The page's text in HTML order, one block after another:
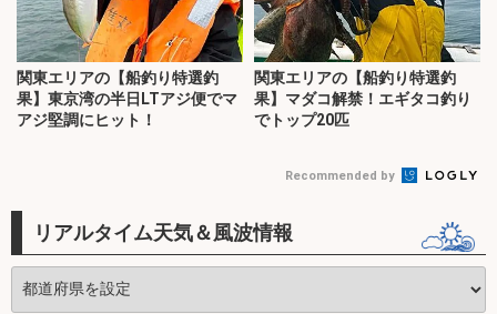
関東エリアの【船釣り特選釣
果】東京湾の半日LTアジ便でマ
アジ堅調にヒット！
関東エリアの【船釣り特選釣
果】マダコ解禁！エギタコ釣り
でトップ20匹
Recommended by
リアルタイム天気＆風波情報